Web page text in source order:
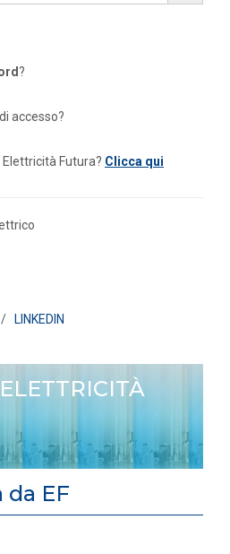
?
accesso?
Futura? Clicca qui
/ LINKEDIN
EF